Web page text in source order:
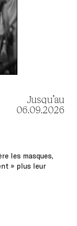
Jusqu’au
06.09.2026
les masques,
» plus leur